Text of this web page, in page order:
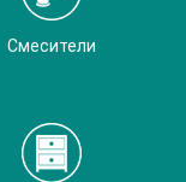
Смесители